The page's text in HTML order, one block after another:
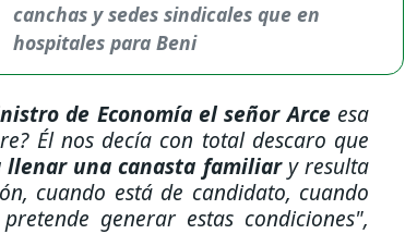
canchas y sedes sindicales que en
hospitales para Beni
de Economía el señor Arce esa
Él nos decía con total descaro que
llenar una canasta familiar y resulta
cuando está de candidato, cuando
generar estas condiciones",